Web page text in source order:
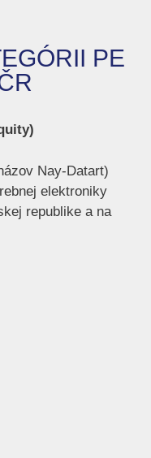
PE
Nay-Datart)
elektroniky
republike a na